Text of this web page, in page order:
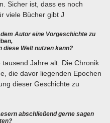
Sicher ist, dass es noch
viele Bücher gibt J
Autor eine Vorgeschichte zu
diese Welt nutzen kann?
Jahre alt. Die Chronik
die davor liegenden Epochen
dieser Geschichte zu
abschließend gerne sagen